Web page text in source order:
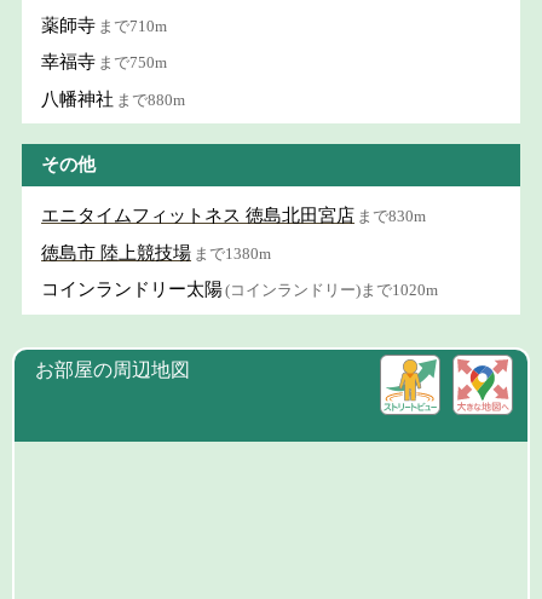
薬師寺 まで710m
幸福寺 まで750m
八幡神社 まで880m
その他
エニタイムフィットネス 徳島北田宮店 まで830m
徳島市 陸上競技場 まで1380m
コインランドリー太陽(コインランドリー)まで1020m
お部屋の周辺地図